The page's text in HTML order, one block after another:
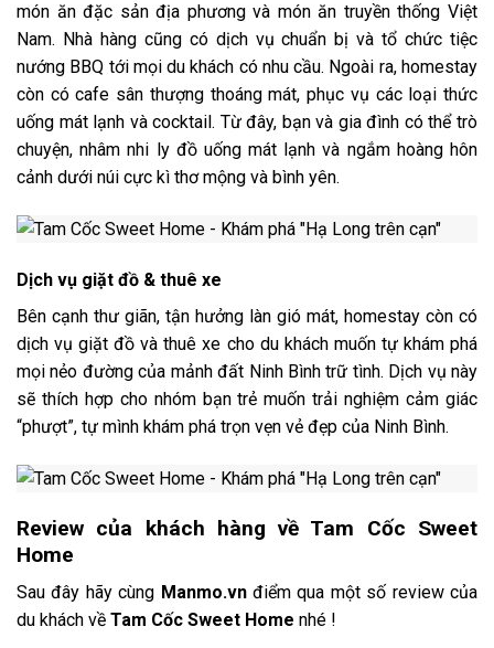
món ăn đặc sản địa phương và món ăn truyền thống Việt
Nam. Nhà hàng cũng có dịch vụ chuẩn bị và tổ chức tiệc
nướng BBQ tới mọi du khách có nhu cầu. Ngoài ra, homestay
còn có cafe sân thượng thoáng mát, phục vụ các loại thức
uống mát lạnh và cocktail. Từ đây, bạn và gia đình có thể trò
chuyện, nhâm nhi ly đồ uống mát lạnh và ngắm hoàng hôn
cảnh dưới núi cực kì thơ mộng và bình yên.
Dịch vụ giặt đồ & thuê xe
Bên cạnh thư giãn, tận hưởng làn gió mát, homestay còn có
dịch vụ giặt đồ và thuê xe cho du khách muốn tự khám phá
mọi nẻo đường của mảnh đất Ninh Bình trữ tình. Dịch vụ này
sẽ thích hợp cho nhóm bạn trẻ muốn trải nghiệm cảm giác
“phượt”, tự mình khám phá trọn vẹn vẻ đẹp của Ninh Bình.
Review của khách hàng về Tam Cốc Sweet
Home
Sau đây hãy cùng Manmo.vnđiểm qua một số review của
du khách về Tam Cốc Sweet Home nhé !